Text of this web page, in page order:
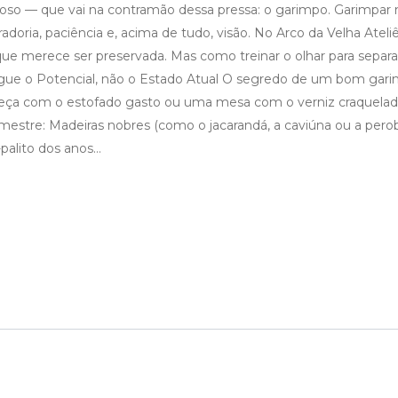
— que vai na contramão dessa pressa: o garimpo. Garimpar
paciência e, acima de tudo, visão. No Arco da Velha
merece ser preservada. Mas como treinar o olhar para
o Potencial, não o Estado Atual O segredo de um bom
com o estofado gasto ou uma mesa com o verniz
Madeiras nobres (como o jacarandá, a caviúna ou a
dos anos…